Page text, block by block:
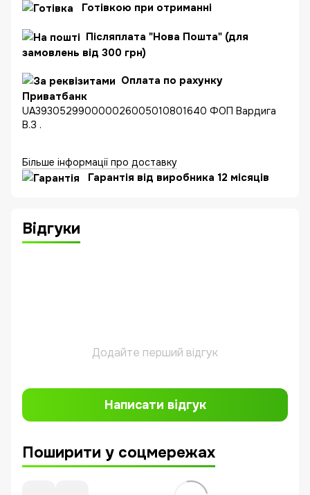
Готівкою при отриманні
Післяплата "Нова Пошта" (для
замовлень від 300 грн)
Оплата по рахунку
Приватбанк
UA393052990000026005010801640 ФОП Вардига
В.З .
Більше інформації про доставку
Гарантія від виробника 12 місяців
Відгуки
Додайте перший відгук
Написати відгук
Поширити у соцмережах